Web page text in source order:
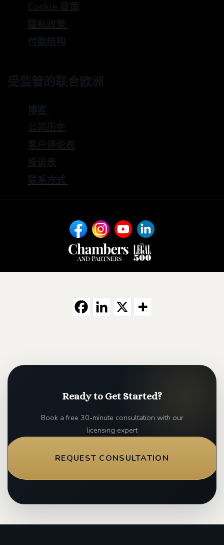
Cookie 政策
隐私政策
付款结构
受监管的联合欧洲
博客
公司历史
客户评论表
投诉表
联系方式
Ready to Get Started?
Book a free 30-minute consultation with our
licensing expert
REQUEST CONSULTATION